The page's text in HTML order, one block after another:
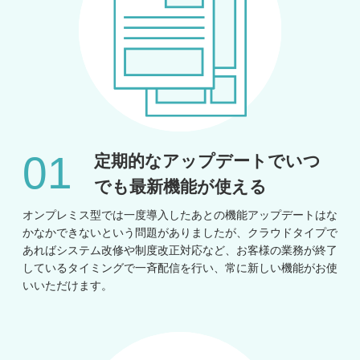
定期的なアップデートでいつ
でも最新機能が使える
オンプレミス型では一度導入したあとの機能アップデートはな
かなかできないという問題がありましたが、クラウドタイプで
あればシステム改修や制度改正対応など、お客様の業務が終了
しているタイミングで一斉配信を行い、常に新しい機能がお使
いいただけます。